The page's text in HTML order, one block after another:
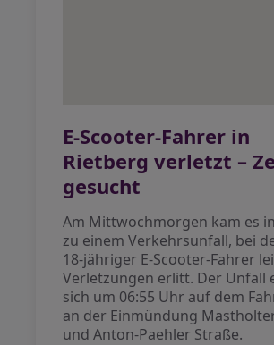
E-Scooter-Fahrer in
Rietberg verletzt –
gesucht
Am Mittwochmorgen kam es
zu einem Verkehrsunfall, bei
18-jähriger E-Scooter-Fahrer
Verletzungen erlitt. Der Unfall
sich um 06:55 Uhr auf dem
an der Einmündung
und Anton-Paehler Straße.